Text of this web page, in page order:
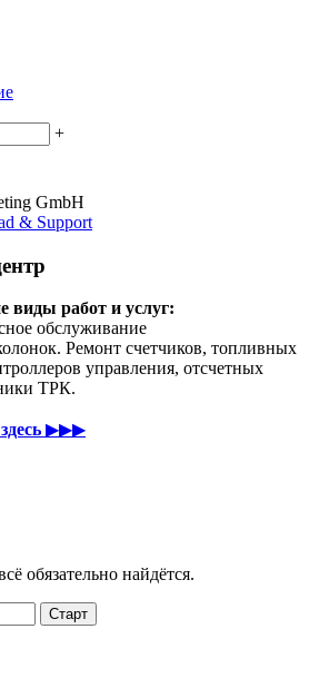
+
GmbH
& Support
виды работ и услуг:
обслуживание
Ремонт счетчиков, топливных
управления, отсчетных
ТРК.
▶▶▶
обязательно найдётся.